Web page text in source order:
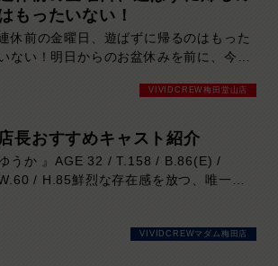
もったいない！
休前の金曜日、遊ばずに帰るのはもった
ない！明日からのお盆休みを前に、今夜
す！魅力的なキャストが多数出勤予定！週
せんか？混雑が予想されますので、お早め
にご来店下さい。
VIVIDCREW梅田堂山店
店長おすすめキャスト紹介
うか 』AGE 32 / T.158 / B.86(E) /
/ H.85鮮烈な存在感を放つ、唯一無
VIVIDCREWマダム梅田店